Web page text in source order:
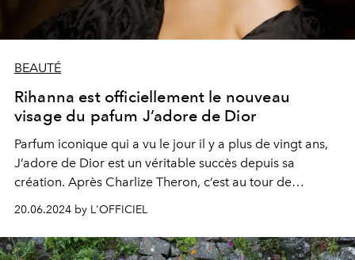
BEAUTÉ
Rihanna est officiellement le nouveau
visage du pafum J’adore de Dior
Parfum iconique qui a vu le jour il y a plus de vingt ans,
J’adore de Dior est un véritable succès depuis sa
création. Après Charlize Theron, c’est au tour de
Rihanna d’en devenir l’égérie.
20.06.2024 by L'OFFICIEL